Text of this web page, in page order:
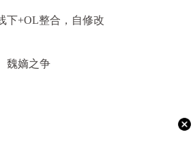
下+OL整合，自修改
魏嫡之争